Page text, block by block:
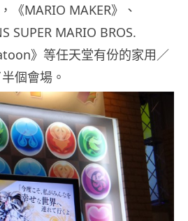
，《MARIO MAKER》、
SUPER MARIO BROS.
》等任天堂有份的家用／
個會場。